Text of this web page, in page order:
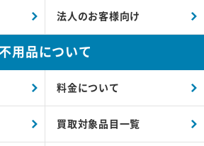
法人のお客様向け
用品について
料金について
買取対象品目一覧